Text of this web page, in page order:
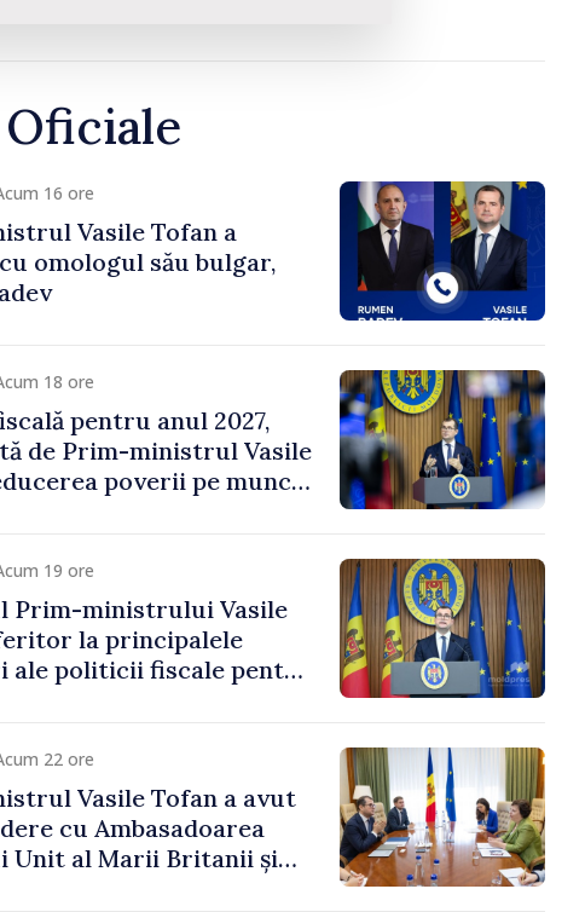
16 ore
Vasile Tofan a
omologul său bulgar,
18 ore
pentru anul 2027,
de Prim-ministrul Vasile
poverii pe muncă,
19 ore
Prim-ministrului Vasile
la principalele
ale politicii fiscale pentru
22 ore
Vasile Tofan a avut
cu Ambasadoarea
Unit al Marii Britanii și